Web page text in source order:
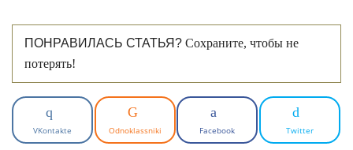
ПОНРАВИЛАСЬ СТАТЬЯ? Сохраните, чтобы не
потерять!
VKontakte Odnoklassniki Facebook Twitter